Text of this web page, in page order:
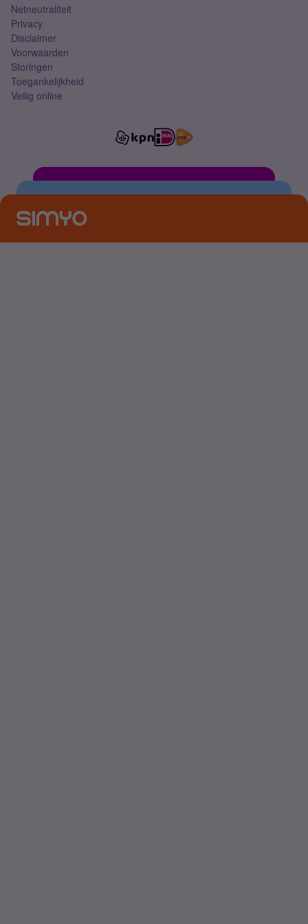
Netneutraliteit
Privacy
Disclaimer
Voorwaarden
Storingen
Toegankelijkheid
Veilig online